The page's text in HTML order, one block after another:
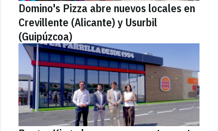
Domino's Pizza abre nuevos locales en
Crevillente (Alicante) y Usurbil
(Guipúzcoa)